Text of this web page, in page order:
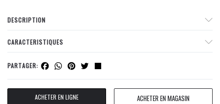
DESCRIPTION
CARACTERISTIQUES
PARTAGER: Facebook
WhatsApp
Pinterest
Twitter
ACHETER EN LIGNE ACHETER EN MAGASIN